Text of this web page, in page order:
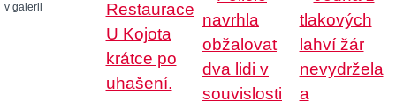
v galerii